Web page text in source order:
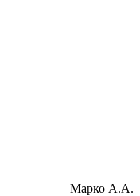
Марко А.А.